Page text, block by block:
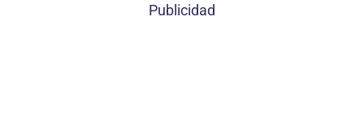
Publicidad